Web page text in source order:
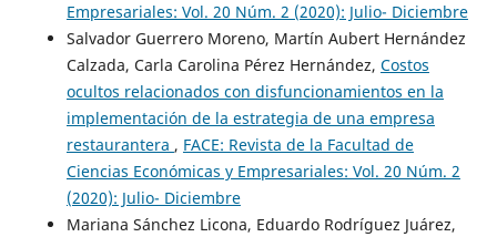
Empresariales: Vol. 20 Núm. 2 (2020): Julio- Diciembre
Salvador Guerrero Moreno, Martín Aubert Hernández
Calzada, Carla Carolina Pérez Hernández, Costos
ocultos relacionados con disfuncionamientos en la
implementación de la estrategia de una empresa
restaurantera , FACE: Revista de la Facultad de
Ciencias Económicas y Empresariales: Vol. 20 Núm. 2
(2020): Julio- Diciembre
Mariana Sánchez Licona, Eduardo Rodríguez Juárez,